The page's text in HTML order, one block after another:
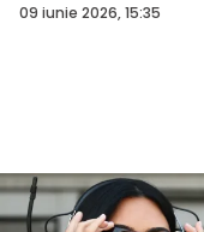
09 iunie 2026, 15:35